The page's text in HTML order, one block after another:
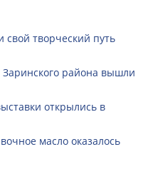
творческий путь
района вышли
открылись в
масло оказалось